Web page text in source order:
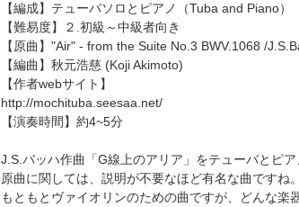
【編成】 テューバソロ とピアノ（Tuba and Piano）
【難易度】２.初級～中級者向き
【原曲】 "Air" - from the Suite No.3 BWV.1068 /
【編曲】 秋元浩慈 (Koji Akimoto)
【作者webサイト】
http://mochituba.seesaa.net/
【演奏時間】約4~5分
J.S.バッハ作曲「G線上のアリア」をテューバとピア
原曲に関しては、説明が不要なほど有名な曲ですね。
もともとヴァイオリンのための曲ですが、どんな